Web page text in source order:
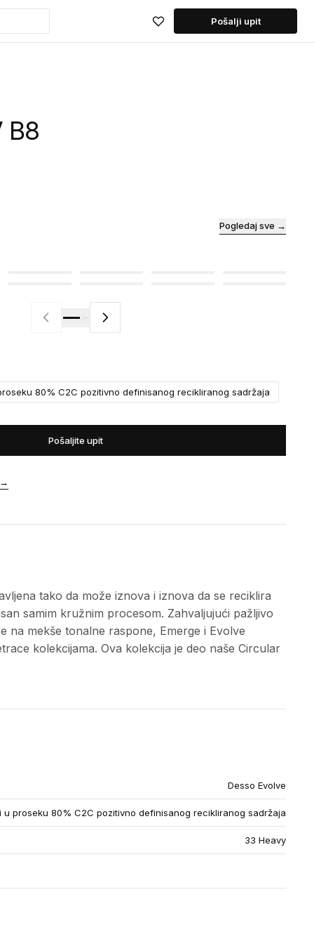
Pošalji upit
B8
Pogledaj sve →
80% C2C pozitivno definisanog recikliranog sadržaja
Pošaljite upit
tako da može iznova i iznova da se reciklira
samim kružnim procesom. Zahvaljujući pažljivo
na mekše tonalne raspone, Emerge i Evolve
kolekcijama. Ova kolekcija je deo naše Circular
Desso Evolve
u proseku 80% C2C pozitivno definisanog recikliranog sadržaja
33 Heavy